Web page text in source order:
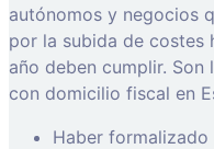
autónomos y negocios
por la subida de costes
año deben cumplir.
con domicilio fiscal en
Haber formalizado